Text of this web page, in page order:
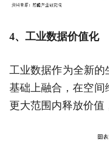
4、工业数据价值化
工业数据作为全新的
基础上融合，在空间
更大范围内释放价值